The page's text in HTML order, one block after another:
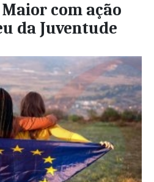
Maior com ação
da Juventude